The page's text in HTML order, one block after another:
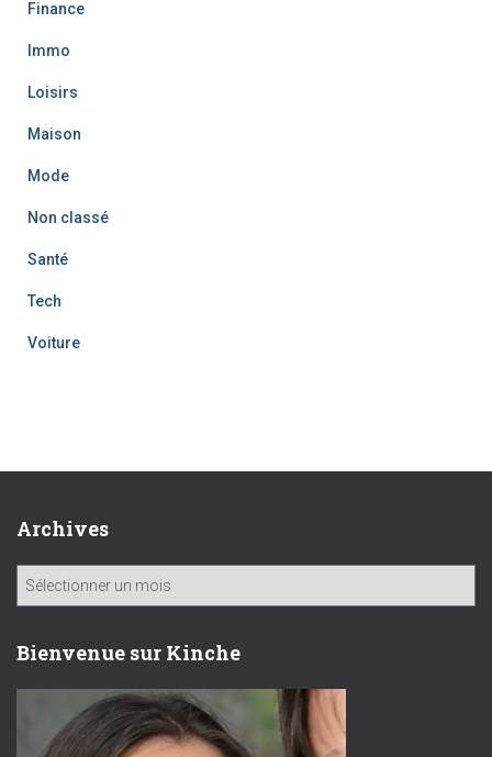
Finance
Immo
Loisirs
Maison
Mode
Non classé
Santé
Tech
Voiture
Archives
h
Bienvenue sur Kinche